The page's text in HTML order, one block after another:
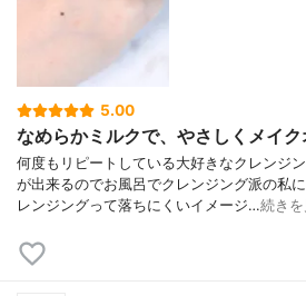
5.00
なめらかミルクで、やさしくメイク
何度もリピートしている大好きなクレンジ
が出来るのでお風呂でクレンジング派の私
レンジングって落ちにくいイメージ…続き